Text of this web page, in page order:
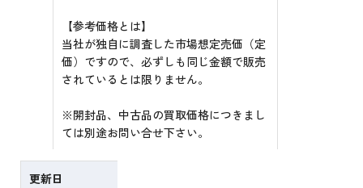
【参考価格とは】
当社が独自に調査した市場想定売価（定
価）ですので、必ずしも同じ金額で販売
されているとは限りません。
※開封品、中古品の買取価格につきまし
ては別途お問い合せ下さい。
更新日